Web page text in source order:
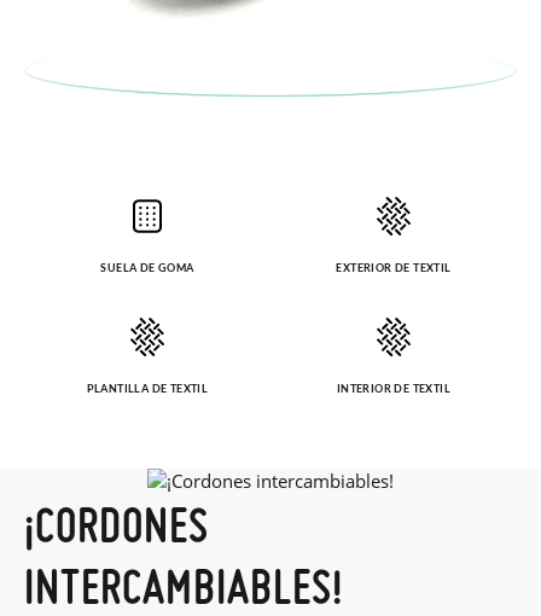
SUELA DE GOMA EXTERIOR DE TEXTIL
PLANTILLA DE TEXTIL INTERIOR DE TEXTIL
¡CORDONES
INTERCAMBIABLES!